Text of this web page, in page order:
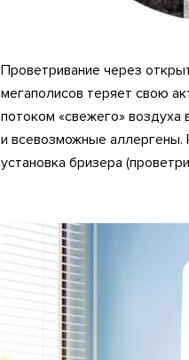
Проветривание через
мегаполисов теряет свою
потоком «свежего»
и всевозможные
установка бризера